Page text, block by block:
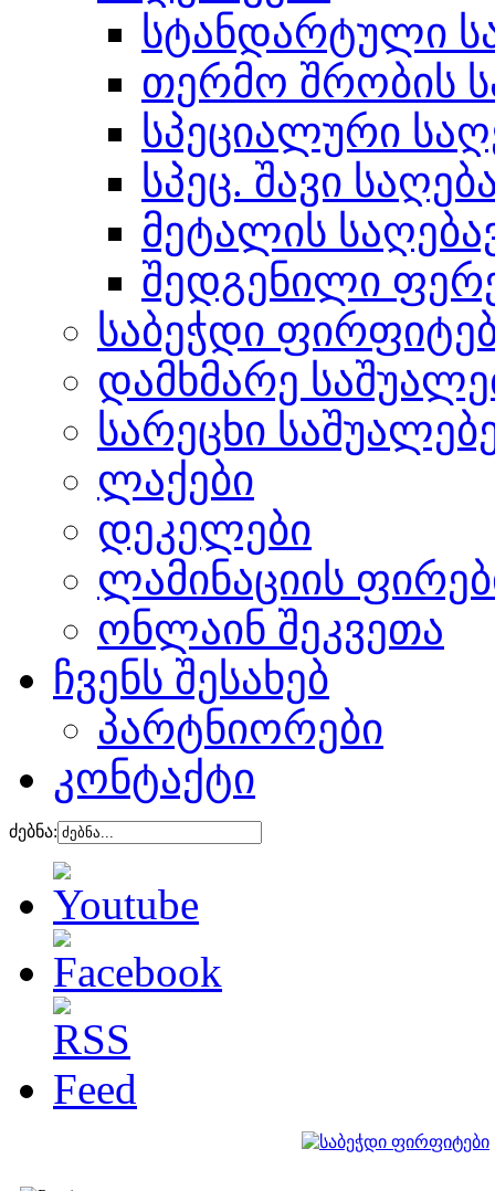
სტანდარტული
თერმო შრობის
სპეციალური
სპეც. შავი
მეტალის
შედგენილი
საბეჭდი
დამხმარე
სარეცხი
ლაქები
დეკელები
ლამინაციის
ონლაინ შეკვეთა
ჩვენს შესახებ
პარტნიორები
კონტაქტი
ძებნა: